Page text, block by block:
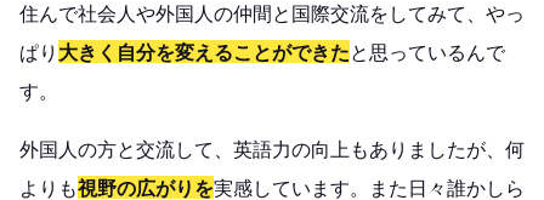
住んで社会人や外国人の仲間と国際交流をしてみて、やっ
ぱり 大きく自分を変えることができたと思っているんで
す。
外国人の方と交流して、英語力の向上もありましたが、何
よりも視野の広がりを実感しています。また日々誰かしら